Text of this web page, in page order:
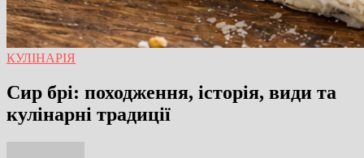
КУЛІНАРІЯ
Сир брі: походження, історія, види та
кулінарні традиції